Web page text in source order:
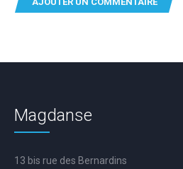
Magdanse
13 bis rue des Bernardins